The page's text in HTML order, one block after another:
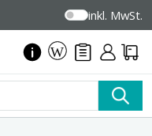
inkl. MwSt.